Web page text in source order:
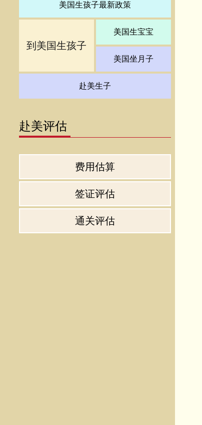
美国生孩子最新政策
到美国生孩子
美国生宝宝
美国坐月子
赴美生子
赴美评估
费用估算
签证评估
通关评估